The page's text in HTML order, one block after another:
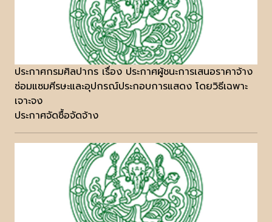
ประกาศกรมศิลปากร เรื่อง ประกาศผู้ชนะการเสนอราคาจ้าง
ซ่อมแซมศีรษะและอุปกรณ์ประกอบการแสดง โดยวิธีเฉพาะ
เจาะจง
ประกาศจัดซื้อจัดจ้าง